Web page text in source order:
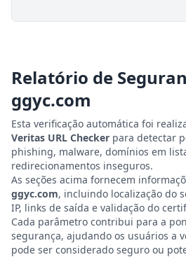
Relatório de
ggyc.com
Esta verificação automática foi
Veritas URL Checker para detectar
phishing, malware, domínios em
redirecionamentos inseguros.
As seções acima fornecem
ggyc.com, incluindo localização do
IP, links de saída e validação do
Cada parâmetro contribui para a
segurança, ajudando os usuários a
pode ser considerado seguro ou